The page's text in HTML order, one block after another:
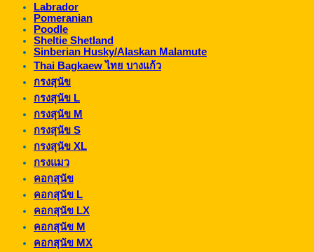
Labrador
Pomeranian
Poodle
Sheltie Shetland
Sinberian Husky/Alaskan Malamute
Thai Bagkaew ไทย บางแก้ว
กรงสุนัข
กรงสุนัข L
กรงสุนัข M
กรงสุนัข S
กรงสุนัข XL
กรงแมว
คอกสุนัข
คอกสุนัข L
คอกสุนัข LX
คอกสุนัข M
คอกสุนัข MX